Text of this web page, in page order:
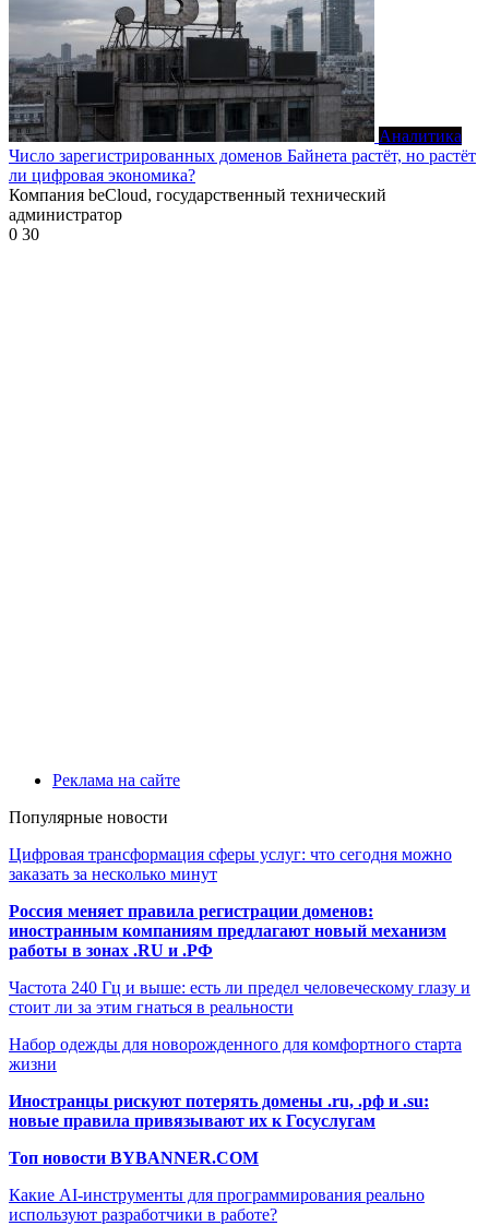
Аналитика
Число зарегистрированных доменов Байнета растёт, но растёт
ли цифровая экономика?
Компания beCloud, государственный технический
администратор
0 30
Реклама на сайте
Популярные новости
Цифровая трансформация сферы услуг: что сегодня можно
заказать за несколько минут
Россия меняет правила регистрации доменов:
иностранным компаниям предлагают новый механизм
работы в зонах .RU и .РФ
Частота 240 Гц и выше: есть ли предел человеческому глазу и
стоит ли за этим гнаться в реальности
Набор одежды для новорожденного для комфортного старта
жизни
Иностранцы рискуют потерять домены .ru, .рф и .su:
новые правила привязывают их к Госуслугам
Топ новости BYBANNER.COM
Какие AI-инструменты для программирования реально
используют разработчики в работе?